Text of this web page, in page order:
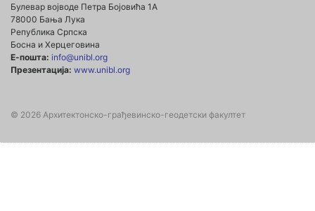
Булевар војводе Петра Бојовића 1А
78000 Бања Лука
Република Српска
Босна и Херцеговина
Е-пошта: info@unibl.org
Презентација: www.unibl.org
© 2026 Архитектонско-грађевинско-геодетски факултет